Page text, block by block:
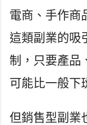
電商、手作商
這類副業的吸
制，只要產品
可能比一般下
但銷售型副業